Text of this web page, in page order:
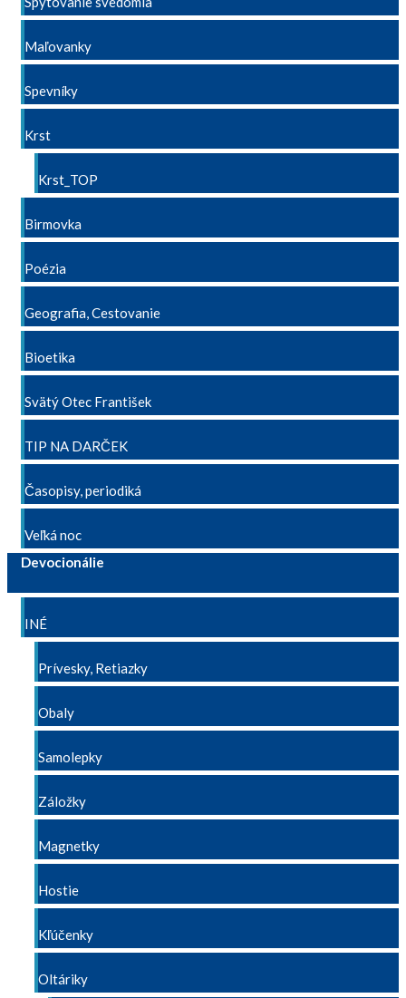
Maľovanky
Spevníky
Krst
Krst_TOP
Birmovka
Poézia
Geografia, Cestovanie
Bioetika
Svätý Otec František
TIP NA DARČEK
Časopisy, periodiká
Veľká noc
Devocionálie
INÉ
Prívesky, Retiazky
Obaly
Samolepky
Záložky
Magnetky
Hostie
Kľúčenky
Oltáriky